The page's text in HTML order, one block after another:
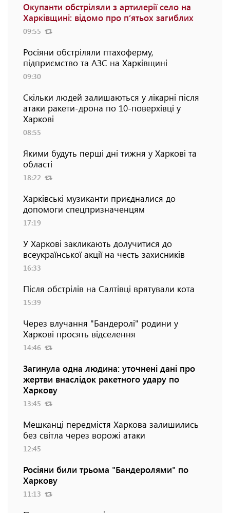
Окупанти обстріляли з артилерії село на
Харківщині: відомо про п’ятьох загиблих
09:55
Росіяни обстріляли птахоферму,
підприємство та АЗС на Харківщині
09:30
Скільки людей залишаються у лікарні після
атаки ракети-дрона по 10-поверхівці у
Харкові
08:55
Якими будуть перші дні тижня у Харкові та
області
18:22
Харківські музиканти приєдналися до
допомоги спецпризначенцям
17:19
У Харкові закликають долучитися до
всеукраїнської акції на честь захисників
16:33
Після обстрілів на Салтівці врятували кота
15:39
Через влучання "Бандеролі" родини у
Харкові просять відселення
14:46
Загинула одна людина: уточнені дані про
жертви внаслідок ракетного удару по
Харкову
13:45
Мешканці передмістя Харкова залишились
без світла через ворожі атаки
12:45
Росіяни били трьома "Бандеролями" по
Харкову
11:13